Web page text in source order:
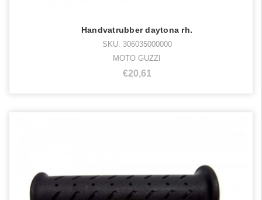
Handvatrubber daytona rh.
SKU: 306035000000
MOTO GUZZI
€20,61